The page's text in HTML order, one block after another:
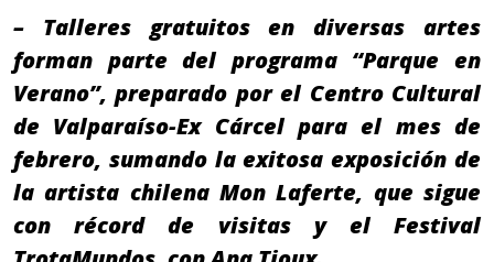
– Talleres gratuitos en diversas artes
forman parte del programa “Parque en
Verano”, preparado por el Centro Cultural
de Valparaíso-Ex Cárcel para el mes de
febrero, sumando la exitosa exposición de
la artista chilena Mon Laferte, que sigue
con récord de visitas y el Festival